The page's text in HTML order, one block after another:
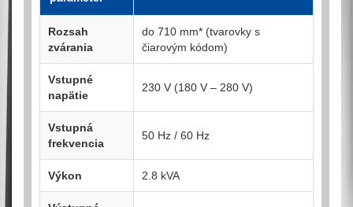
Rozsah
zvárania
do 710 mm* (tvarovky s
čiarovým kódom)
Vstupné
napätie
230 V (180 V – 280 V)
Vstupná
frekvencia
50 Hz / 60 Hz
Výkon 2.8 kVA